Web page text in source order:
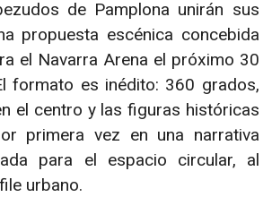
de Pamplona unirán sus
propuesta escénica concebida
el Navarra Arena el próximo 30
formato es inédito: 360 grados,
el centro y las figuras históricas
primera vez en una narrativa
para el espacio circular, al
urbano.